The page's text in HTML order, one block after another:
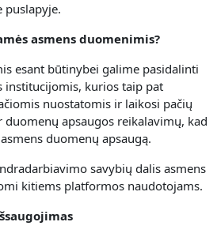
puslapyje.
asmens duomenimis?
esant būtinybei galime pasidalinti
institucijomis, kurios taip pat
nuostatomis ir laikosi pačių
apsaugos reikalavimų, kad
duomenų apsaugą.
savybių dalis asmens
kitiems platformos naudotojams.